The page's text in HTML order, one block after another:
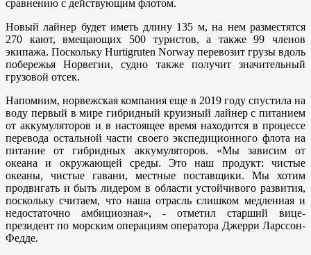
сравнению с действующим флотом.
Новый лайнер будет иметь длину 135 м, на нем разместятся
270 кают, вмещающих 500 туристов, а также 99 членов
экипажа. Поскольку Hurtigruten Norway перевозит грузы вдоль
побережья Норвегии, судно также получит значительный
грузовой отсек.
Напомним, норвежская компания еще в 2019 году спустила на
воду первый в мире гибридный круизный лайнер с питанием
от аккумуляторов и в настоящее время находится в процессе
перевода остальной части своего экспедиционного флота на
питание от гибридных аккумуляторов. «Мы зависим от
океана и окружающей среды. Это наш продукт: чистые
океаны, чистые гавани, местные поставщики. Мы хотим
продвигать и быть лидером в области устойчивого развития,
поскольку считаем, что наша отрасль слишком медленная и
недостаточно амбициозная», - отметил старший вице-
президент по морским операциям оператора Джерри Ларссон-
Федде.